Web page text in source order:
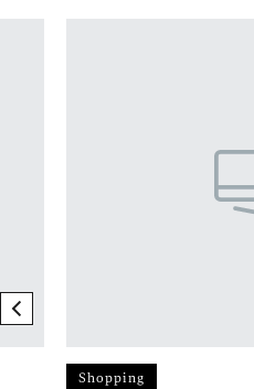
previous element
Shopping